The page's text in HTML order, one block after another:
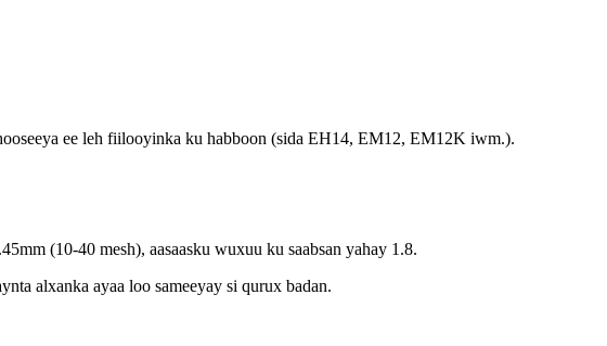
ee leh fiilooyinka ku habboon (sida EH14, EM12, EM12K iwm.).
(10-40 mesh), aasaasku wuxuu ku saabsan yahay 1.8.
alxanka ayaa loo sameeyay si qurux badan.